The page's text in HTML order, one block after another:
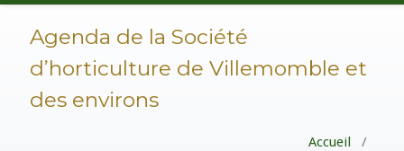
Agenda de la Société
d’horticulture de Villemomble et
des environs
Accueil /